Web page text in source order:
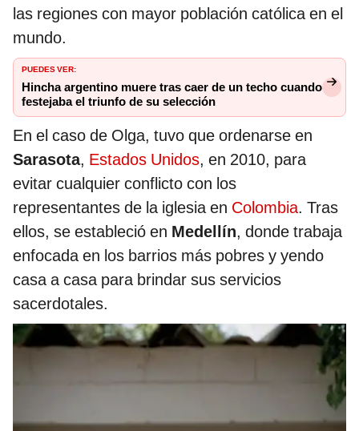
las regiones con mayor población católica en el
mundo.
PUEDES VER:
Hincha argentino muere tras caer de un techo cuando
festejaba el triunfo de su selección
En el caso de Olga, tuvo que ordenarse en
Sarasota, Estados Unidos, en 2010, para
evitar cualquier conflicto con los
representantes de la iglesia en Colombia. Tras
ellos, se estableció en Medellín, donde trabaja
enfocada en los barrios más pobres y yendo
casa a casa para brindar sus servicios
sacerdotales.